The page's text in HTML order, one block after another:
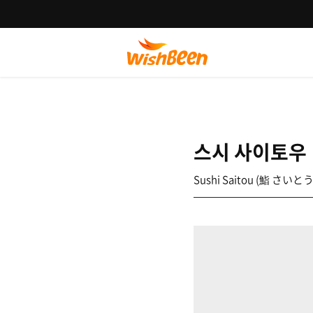
스시 사이토우
Sushi Saitou (鮨 さいと